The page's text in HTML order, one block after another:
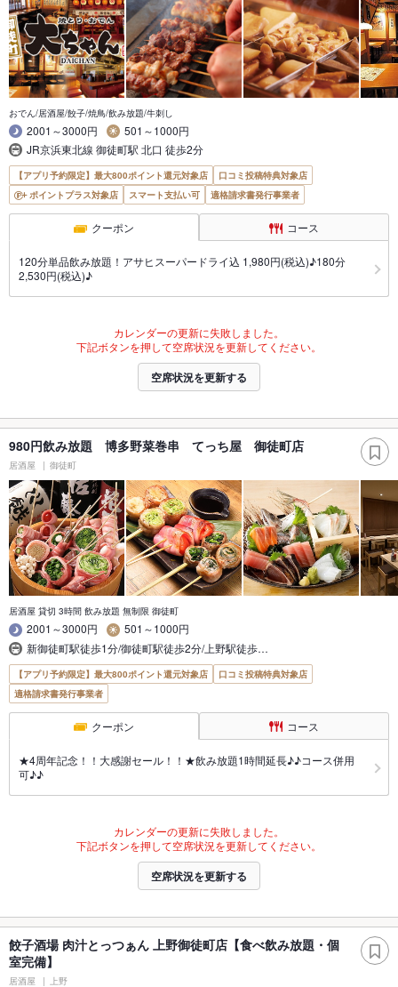
おでん/居酒屋/餃子/焼鳥/飲み放題/牛刺し
2001～3000円
501～1000円
JR京浜東北線 御徒町駅 北口 徒歩2分
【アプリ予約限定】最大800ポイント還元対象店
口コミ投稿特典対象店
ポイントプラス対象店
スマート支払い可 適格請求書発行事業者
クーポン コース
120分単品飲み放題！アサヒスーパードライ込 1,980円(税込)♪180分
2,530円(税込)♪
カレンダーの更新に失敗しました。
下記ボタンを押して空席状況を更新してください。
空席状況を更新する
980円飲み放題 博多野菜巻串 てっち屋 御徒町店
居酒屋 御徒町
居酒屋 貸切 3時間 飲み放題 無制限 御徒町
2001～3000円
501～1000円
新御徒町駅徒歩1分/御徒町駅徒歩2分/上野駅徒歩…
【アプリ予約限定】最大800ポイント還元対象店
口コミ投稿特典対象店
適格請求書発行事業者
クーポン コース
★4周年記念！！大感謝セール！！★飲み放題1時間延長♪♪コース併用
可♪♪
カレンダーの更新に失敗しました。
下記ボタンを押して空席状況を更新してください。
空席状況を更新する
餃子酒場 肉汁とっつぁん 上野御徒町店【食べ飲み放題・個
室完備】
居酒屋 上野